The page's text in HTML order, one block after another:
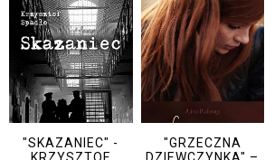
"SKAZANIEC" -
"GRZECZNA